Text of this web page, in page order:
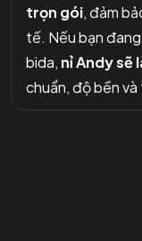
trọn gói, đảm
tế. Nếu bạn
bida, nỉ Andy sẽ
chuẩn, độ bền